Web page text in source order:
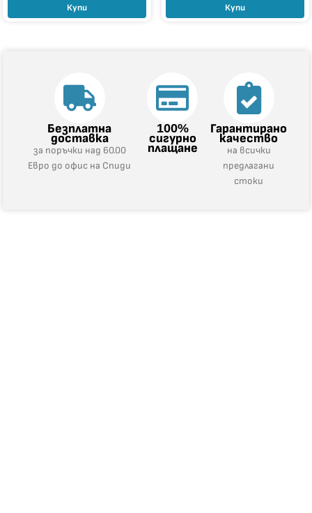
Купи Купи
Безплатна
доставка
за поръчки над 60.00
Евро до офис на Спиди
100%
сигурно
плащане
Гарантирано
качество
на всички
предлагани
стоки